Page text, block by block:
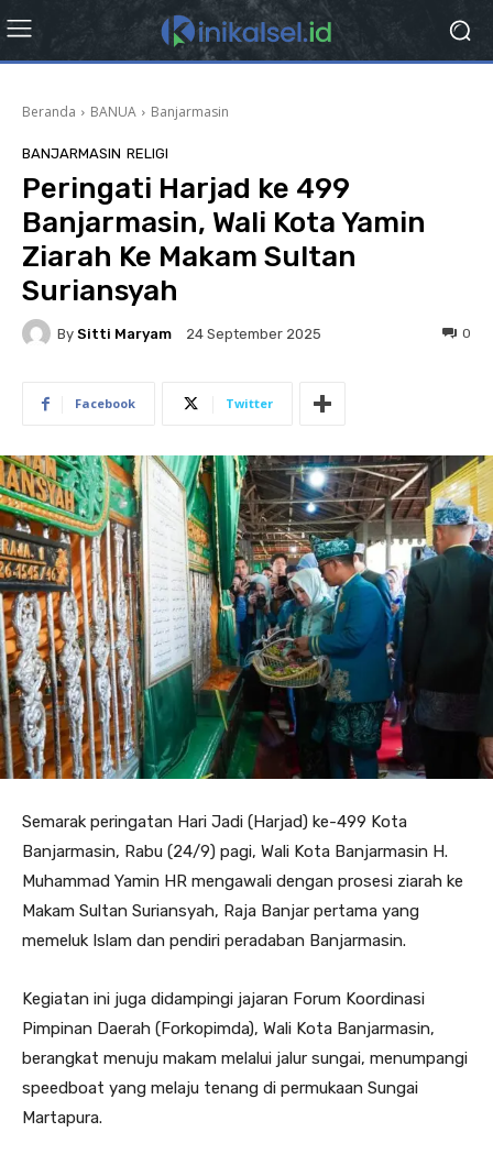
Beranda BANUA Banjarmasin
BANJARMASIN RELIGI
Peringati Harjad ke 499
Banjarmasin, Wali Kota Yamin
Ziarah Ke Makam Sultan
Suriansyah
By Sitti Maryam 24 September 2025 0
Facebook Twitter
Semarak peringatan Hari Jadi (Harjad) ke-499 Kota
Banjarmasin, Rabu (24/9) pagi, Wali Kota Banjarmasin H.
Muhammad Yamin HR mengawali dengan prosesi ziarah ke
Makam Sultan Suriansyah, Raja Banjar pertama yang
memeluk Islam dan pendiri peradaban Banjarmasin.
Kegiatan ini juga didampingi jajaran Forum Koordinasi
Pimpinan Daerah (Forkopimda), Wali Kota Banjarmasin,
berangkat menuju makam melalui jalur sungai, menumpangi
speedboat yang melaju tenang di permukaan Sungai
Martapura.